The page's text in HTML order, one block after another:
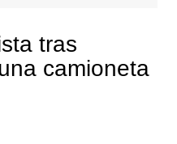
tras
camioneta